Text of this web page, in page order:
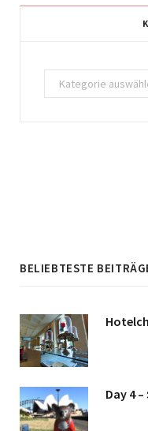
Kategorien
BELIEBTESTE
Day 4